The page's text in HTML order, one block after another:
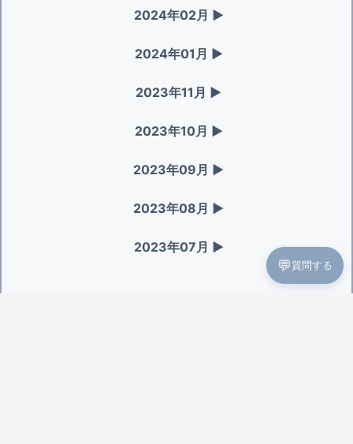
2024年02月 ▶
2024年01月 ▶
2023年11月 ▶
2023年10月 ▶
2023年09月 ▶
2023年08月 ▶
2023年07月 ▶
💬質問する